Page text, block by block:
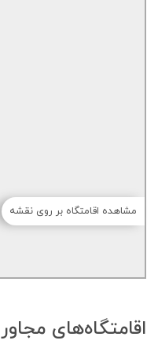
مشاهده اقامتگاه بر روی نقشه
اقامتگاه‌های مجاور